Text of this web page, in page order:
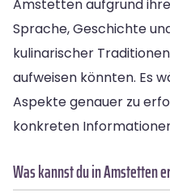
Amstetten aufgrund
Sprache, Geschichte
kulinarischer
aufweisen könnten. Es
Aspekte genauer zu
konkreten
Was kannst du in Amstetten